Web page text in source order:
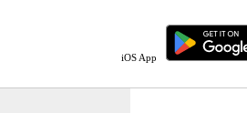
iOS App